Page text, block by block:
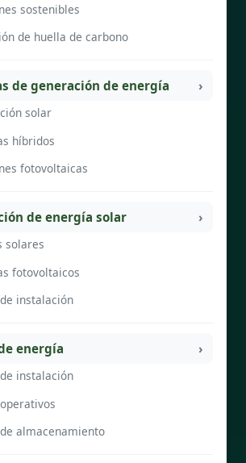
sostenibles
de huella de carbono
de generación de energía
solar
híbridos
fotovoltaicas
de energía solar
solares
fotovoltaicos
instalación
energía
instalación
almacenamiento